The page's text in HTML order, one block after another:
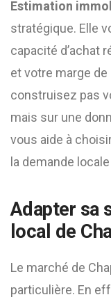
Estimation
stratégique. Elle
capacité d’achat
et votre marge
construisez pas
mais sur une
vous aide à
la demande
Adapter sa
local de
Le marché de
particulière. En